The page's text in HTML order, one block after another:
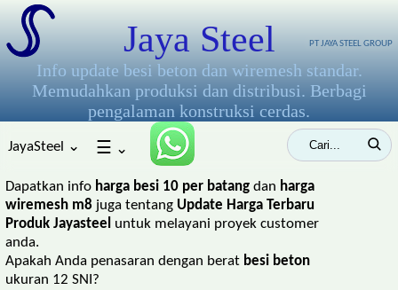
Jaya Steel
Info update besi beton dan wiremesh standar.
Memudahkan produksi dan distribusi. Berbagi
pengalaman konstruksi cerdas.
JayaSteel ⌄ ☰ ⌄
PT JAYA STEEL GROUP
Dapatkan info harga besi 10 per batang dan harga
wiremesh m8 juga tentang Update Harga Terbaru
Produk Jayasteel untuk melayani proyek customer
anda.
Apakah Anda penasaran dengan berat besi beton
ukuran 12 SNI?